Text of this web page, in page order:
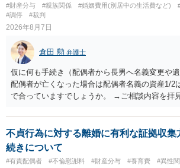
#財産分与 #親族関係 #婚姻費用(別居中の生活費など)
#調停
#裁判
2026年8月7日
倉田 勲 弁護士
仮に何も手続き（配偶者から長男へ名義変更や遺
配偶者が亡くなった場合は配偶者名義の資産1/2
で合っていますでしょうか。 →ご相談内容を拝
完全に所有する場合は、他の相続人に対して自
償金の支払いが必要になります。
不貞行為に対する離婚に有利な証拠収集
続きについて
#有責配偶者 #不倫慰謝料 #財産分与 #養育費 #異性